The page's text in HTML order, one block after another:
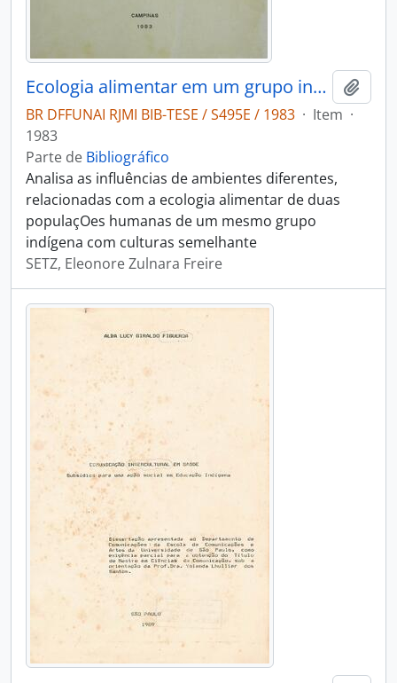
Ecologia alimentar em um grupo indígena: comparação entre aldeias Nambiquara de floresta e cerrado
BR DFFUNAI RJMI BIB-TESE / S495E / 1983 · Item ·
1983
Parte de Bibliográfico
Analisa as influências de ambientes diferentes,
relacionadas com a ecologia alimentar de duas
populaçOes humanas de um mesmo grupo
indígena com culturas semelhante
SETZ, Eleonore Zulnara Freire